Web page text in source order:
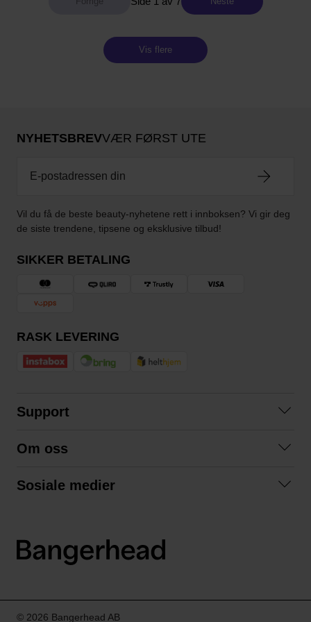
Vis flere
NYHETSBREVVÆR FØRST UTE
Vil du få de beste beauty-nyhetene rett i innboksen? Vi gir deg
de siste trendene, tipsene og eksklusive tilbud!
SIKKER BETALING
RASK LEVERING
Support
Kjøpsvilkår
Om oss
Sosiale medier
LinkedIn
© 2026 Bangerhead AB